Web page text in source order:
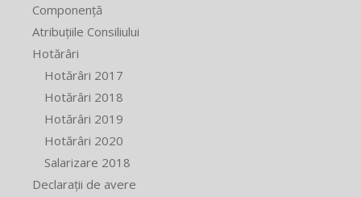
Componență
Atribuțiile Consiliului
Hotărâri
Hotărâri 2017
Hotărâri 2018
Hotărâri 2019
Hotărâri 2020
Salarizare 2018
Declarații de avere